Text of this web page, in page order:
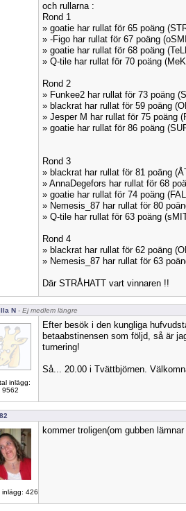
och rullarna :
Rond 1
» goatie har rullat för 65 poäng
» -Figo har rullat för 67 poäng
» goatie har rullat för 68 poäng
» Q-tile har rullat för 70 poäng
Rond 2
» Funkee2 har rullat för 73 poäng
» blackrat har rullat för 59 poäng
» Jesper M har rullat för 75 poäng
» goatie har rullat för 86 poäng
Rond 3
» blackrat har rullat för 81 poäng
» AnnaDegefors har rullat för 68
» goatie har rullat för 74 poäng
» Nemesis_87 har rullat för 80
» Q-tile har rullat för 63 poäng
Rond 4
» blackrat har rullat för 62 poäng
» Nemesis_87 har rullat för 63
Där STRÅHATT vart vinnaren !!
N - Ej medlem längre
inlägg:
9562
Efter besök i den kungliga
betaabstinensen som följd, så är
turnering!
Så... 20.00 i Tvättbjörnen.
inlägg: 426
kommer troligen(om gubben